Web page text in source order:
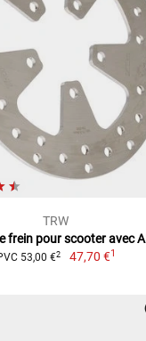
TRW
frein pour scooter avec
53,00 €2 47,70 €1